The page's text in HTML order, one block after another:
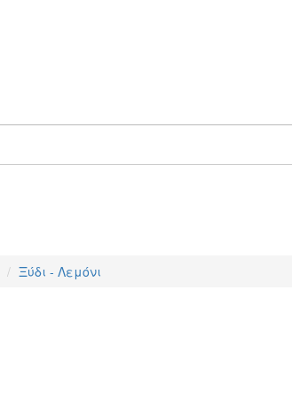
Ξύδι - Λεμόνι